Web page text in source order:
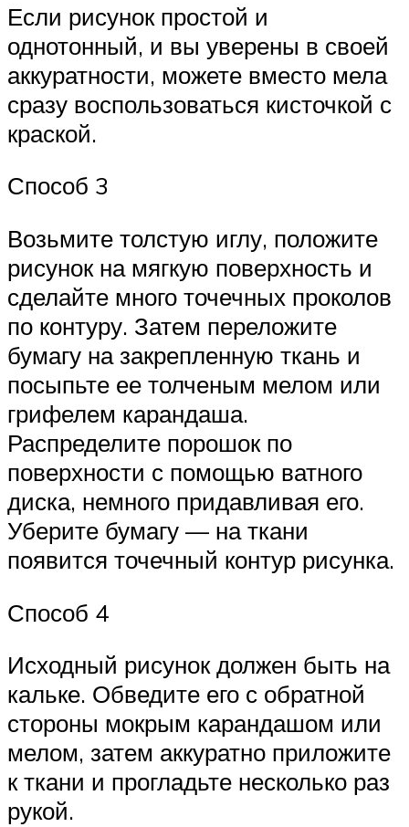
Если рисунок простой и
однотонный, и вы уверены в своей
аккуратности, можете вместо мела
сразу воспользоваться кисточкой с
краской.
Способ 3
Возьмите толстую иглу, положите
рисунок на мягкую поверхность и
сделайте много точечных проколов
по контуру. Затем переложите
бумагу на закрепленную ткань и
посыпьте ее толченым мелом или
грифелем карандаша.
Распределите порошок по
поверхности с помощью ватного
диска, немного придавливая его.
Уберите бумагу — на ткани
появится точечный контур рисунка.
Способ 4
Исходный рисунок должен быть на
кальке. Обведите его с обратной
стороны мокрым карандашом или
мелом, затем аккуратно приложите
к ткани и прогладьте несколько раз
рукой.